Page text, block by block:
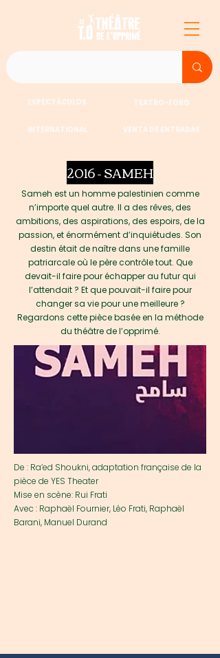
ESPECTÁCULOS TEATRO-FORO
INTERNATIONAL VENTA DE ENTRADAS
2016 - SAMEH
Sameh est un homme palestinien comme
n’importe quel autre. Il a des rêves, des
ambitions, des aspirations, des espoirs, de la
passion, et énormément d’inquiétudes. Son
destin était de naître dans une famille
patriarcale où le père contrôle tout. Que
devait-il faire pour échapper au futur qui
l’attendait ? Et que pouvait-il faire pour
changer sa vie pour une meilleure ?
Regardons cette pièce basée en la méthode
du théâtre de l’opprimé.
De : Ra’ed Shoukni, adaptation française de la
pièce de YES Theater
Mise en scène: Rui Frati
Avec : Raphaël Fournier, Léo Frati, Raphaël
Barani, Manuel Durand